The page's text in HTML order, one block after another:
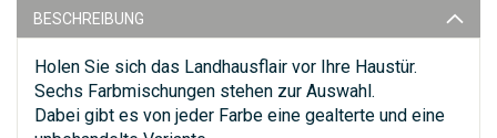
BESCHREIBUNG
Holen Sie sich das Landhausflair vor Ihre Haustür.
Sechs Farbmischungen stehen zur Auswahl.
Dabei gibt es von jeder Farbe eine gealterte und eine